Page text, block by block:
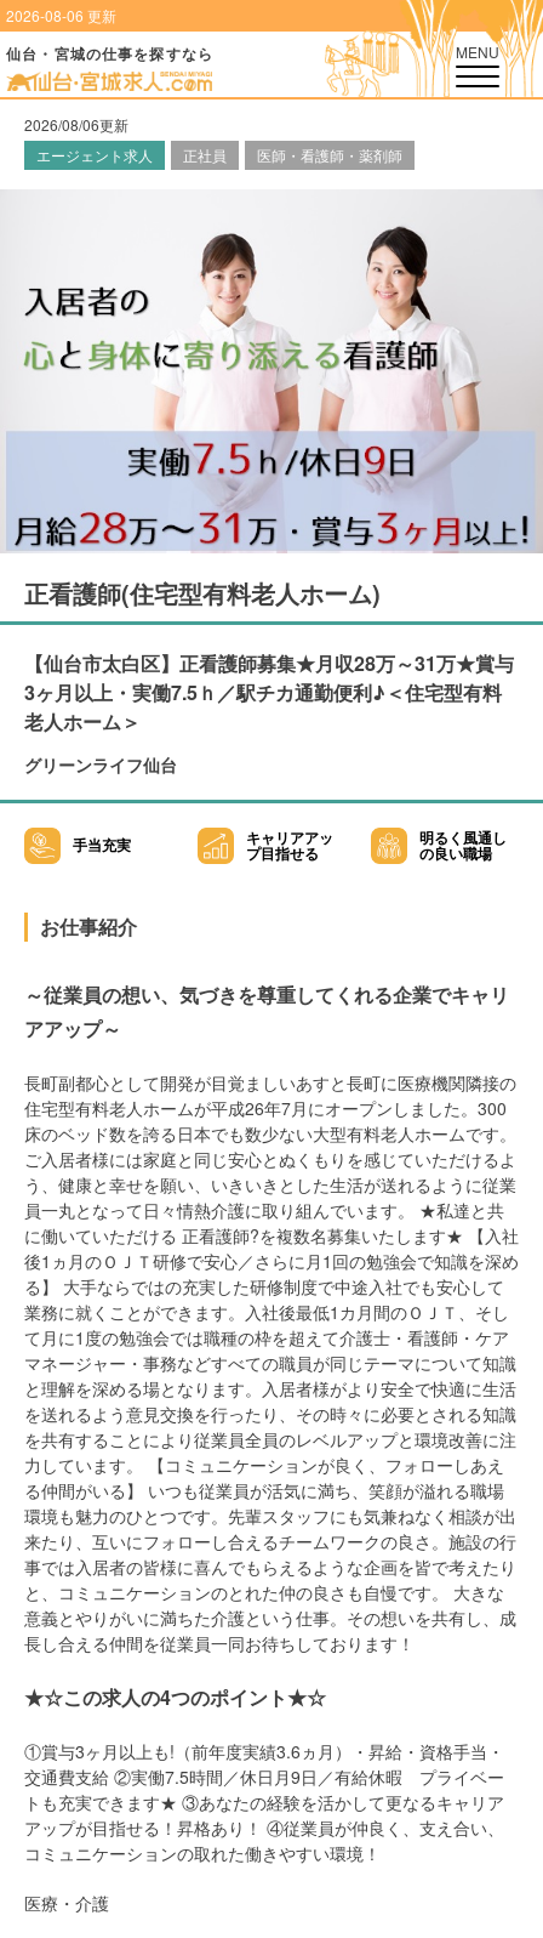
2026-08-06 更新
仙台・宮城の仕事を探すなら MENU
2026/08/06更新
エージェント求人
正社員 医師・看護師・薬剤師
正看護師(住宅型有料老人ホーム)
【仙台市太白区】正看護師募集★月収28万～31万★賞与
3ヶ月以上・実働7.5ｈ／駅チカ通勤便利♪＜住宅型有料
老人ホーム＞
グリーンライフ仙台
手当充実 キャリアアッ
プ目指せる
明るく風通し
の良い職場
お仕事紹介
～従業員の想い、気づきを尊重してくれる企業でキャリ
アアップ～
長町副都心として開発が目覚ましいあすと長町に医療機関隣接の
住宅型有料老人ホームが平成26年7月にオープンしました。300
床のベッド数を誇る日本でも数少ない大型有料老人ホームです。
ご入居者様には家庭と同じ安心とぬくもりを感じていただけるよ
う、健康と幸せを願い、いきいきとした生活が送れるように従業
員一丸となって日々情熱介護に取り組んでいます。 ★私達と共
に働いていただける 正看護師?を複数名募集いたします★
【入社
後1ヵ月のＯＪＴ研修で安心／さらに月1回の勉強会で知識を深め
る】
大手ならではの充実した研修制度で中途入社でも安心して
業務に就くことができます。入社後最低1カ月間のＯＪＴ、そし
て月に1度の勉強会では職種の枠を超えて介護士・看護師・ケア
マネージャー・事務などすべての職員が同じテーマについて知識
と理解を深める場となります。入居者様がより安全で快適に生活
を送れるよう意見交換を行ったり、その時々に必要とされる知識
を共有することにより従業員全員のレベルアップと環境改善に注
力しています。
【コミュニケーションが良く、フォローしあえ
る仲間がいる】
いつも従業員が活気に満ち、笑顔が溢れる職場
環境も魅力のひとつです。先輩スタッフにも気兼ねなく相談が出
来たり、互いにフォローし合えるチームワークの良さ。施設の行
事では入居者の皆様に喜んでもらえるような企画を皆で考えたり
と、コミュニケーションのとれた仲の良さも自慢です。 大きな
意義とやりがいに満ちた介護という仕事。その想いを共有し、成
長し合える仲間を従業員一同お待ちしております！
★☆この求人の4つのポイント★☆
①賞与3ヶ月以上 も!（前年度実績3.6ヵ月）・昇給・資格手当・
交通費支給 ②実働7.5時間／休日 月9日 ／有給休暇 プライベー
トも充実できます★ ③あなたの経験を活かして更なるキャリア
アップが目指せる！昇格あり！ ④従業員が仲良く、支え合い、
コミュニケーションの取れた働きやすい環境 ！
医療・介護